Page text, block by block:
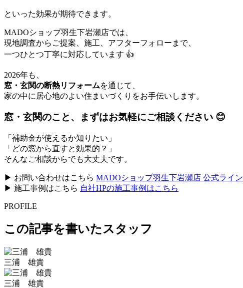
といった効果が期待できます。
MADOショップ羽生下岩瀬店では、
現地調査からご提案、施工、アフターフォローまで、
一つひとつ丁寧に対応しています 👍
2026年も、
窓・玄関の断熱リフォームを通じて、
家の中に居心地のよい住まいづくりをお手伝いします。
窓・玄関のこと、まずはお気軽にご相談ください 😊
「補助金が使えるか知りたい」
「どの窓から直すと効果的？」
そんなご相談からでも大丈夫です。
▶ お問い合わせはこちら MADOショップ羽生下岩瀬店 公式ライン
▶ 施工事例はこちら 自社HPの施工事例はこちら
PROFILE
この記事を書いたスタッフ
三浦 雄貴
三浦 雄貴